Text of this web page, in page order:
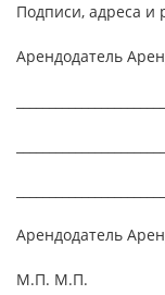
Подписи, адреса и
Арендодатель
Арендодатель
М.П. М.П.